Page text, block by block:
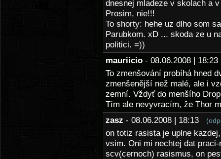
dnesnej mladeze v skolach a
Prosim, nie!!!
To shorty: hehe uz dlho som
Parubkom. xD ... skoda ze u
politici. =))
mauriicio - 08.06.2008 |
To zmenšování probíhá hned
zmenšenější než malé, ale i
zemní. Vždyť do menšího
Tím ale nevyvracím, že Thor
zasz - 08.06.2008 | 18:13
on totiz rasista je uplne
vsim. Oni mi nechtej dat
scv(cernoch) rasismus, on